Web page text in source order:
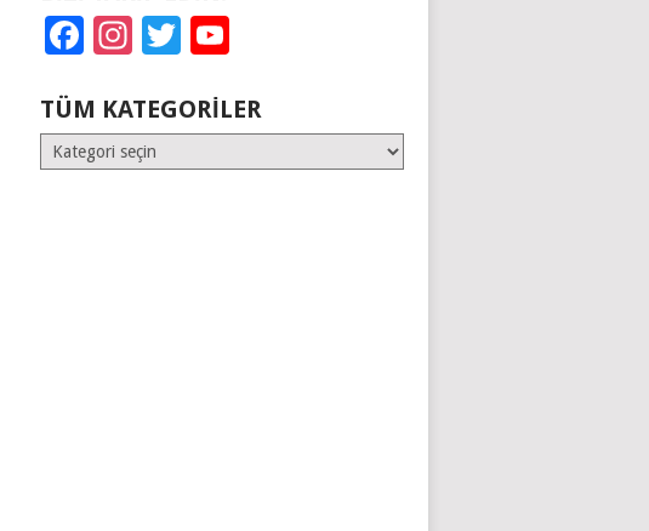
Facebook
Instagram
Twitter
TÜM KATEGORILER
Tüm
Kategoriler